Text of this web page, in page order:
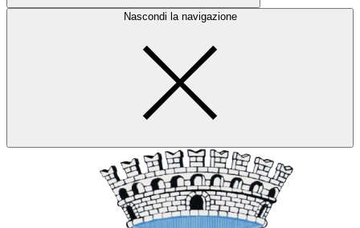
Nascondi la navigazione